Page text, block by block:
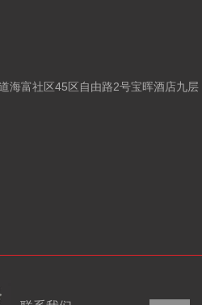
海富社区45区自由路2号宝晖酒店九层